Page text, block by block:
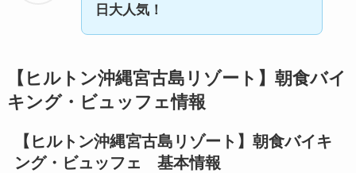
日大人気！
【ヒルトン沖縄宮古島リゾート】朝食バイ
キング・ビュッフェ情報
【ヒルトン沖縄宮古島リゾート】朝食バイキ
ング・ビュッフェ 基本情報